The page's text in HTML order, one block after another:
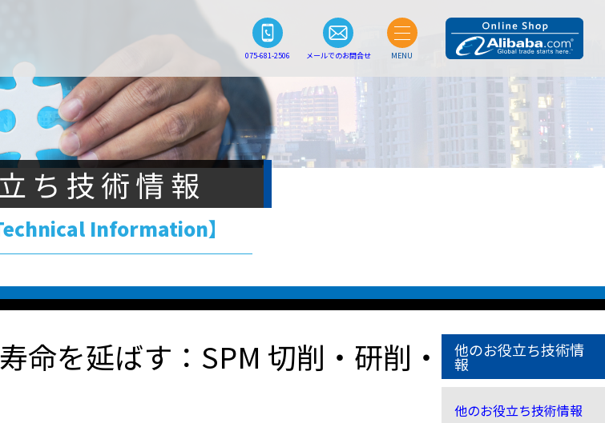
075-681-2506 メールでのお問合せ MENU
ち技術情報
Information】
命を延ばす：SPM 切削・研削・
他のお役立ち技術情
報
他のお役立ち技術情報